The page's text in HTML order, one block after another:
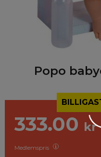
Popo
333.00 kr
Medlemspris